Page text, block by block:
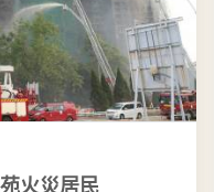
火災居民